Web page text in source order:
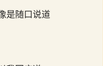
是随口说道